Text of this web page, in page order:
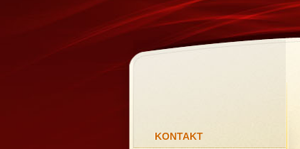
KONTAKT